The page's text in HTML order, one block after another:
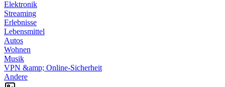
Elektronik
Streaming
Erlebnisse
Lebensmittel
Autos
Wohnen
Musik
VPN &amp; Online-Sicherheit
Andere